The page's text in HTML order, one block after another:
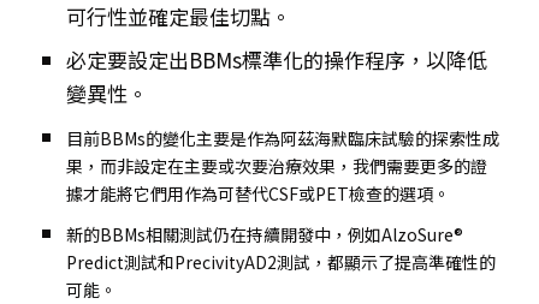
可行性並確定最佳切點。
必定要設定出BBMs標準化的操作程序 ，以降低
變異性。
目前BBMs的變化主要是作為阿茲海默臨床試驗的探索性成
果，而非設定在主要或次要治療效果，我們需要更多的證
據才能將它們用作為可替代CSF或PET檢查的選項。
新的BBMs相關測試仍在持續開發中，例如AlzoSure®
Predict測試和PrecivityAD2測試，都顯示了提高準確性的
可能。